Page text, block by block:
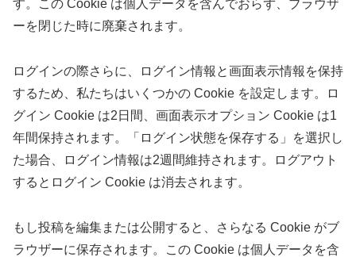
す。この Cookie は個人データを含んでおらず、ブラウザ
ーを閉じた時に廃棄されます。
ログインの際さらに、ログイン情報と画面表示情報を保持
するため、私たちはいくつかの Cookie を設定します。ロ
グイン Cookie は2日間、画面表示オプション Cookie は1
年間保持されます。「ログイン状態を保存する」を選択し
た場合、ログイン情報は2週間維持されます。ログアウト
するとログイン Cookie は消去されます。
もし投稿を編集または公開すると、さらなる Cookie がブ
ラウザーに保存されます。この Cookie は個人データを含